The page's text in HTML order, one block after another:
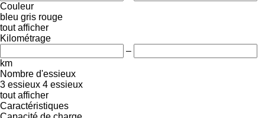
Couleur
bleu gris rouge
tout afficher
Kilométrage
–
km
Nombre d'essieux
3 essieux 4 essieux
tout afficher
Caractéristiques